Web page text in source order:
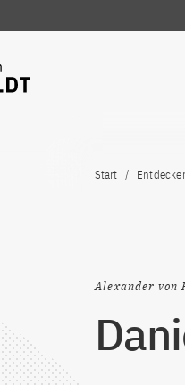
Start
Alexander von